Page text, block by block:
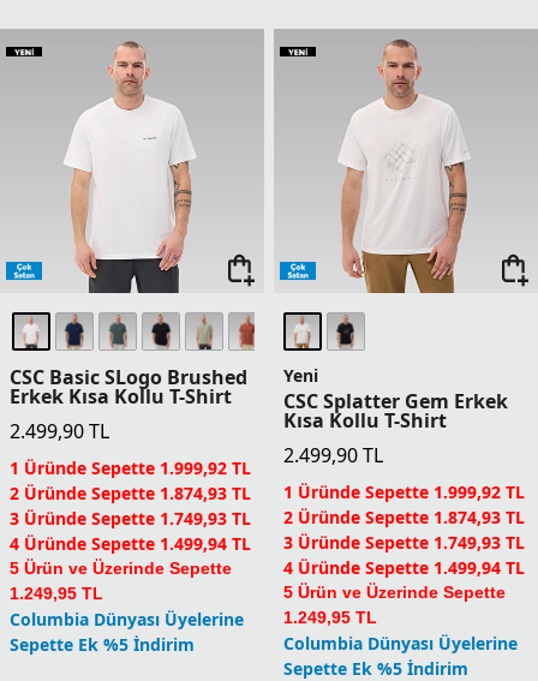
CSC Basic SLogo Brushed
Erkek Kısa Kollu T-Shirt
2.499,90TL
1 Üründe Sepette 1.999,92 TL
2 Üründe Sepette 1.874,93 TL
3 Üründe Sepette 1.749,93 TL
4 Üründe Sepette 1.499,94 TL
5 Ürün ve Üzerinde Sepette
1.249,95 TL
Columbia Dünyası Üyelerine
Sepette Ek %5 İndirim
Yeni
CSC Splatter Gem Erkek
Kısa Kollu T-Shirt
2.499,90TL
1 Üründe Sepette 1.999,92 TL
2 Üründe Sepette 1.874,93 TL
3 Üründe Sepette 1.749,93 TL
4 Üründe Sepette 1.499,94 TL
5 Ürün ve Üzerinde Sepette
1.249,95 TL
Columbia Dünyası Üyelerine
Sepette Ek %5 İndirim